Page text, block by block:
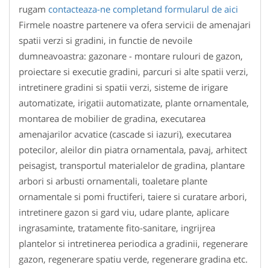
rugam contacteaza-ne completand formularul de aici
Firmele noastre partenere va ofera servicii de amenajari
spatii verzi si gradini, in functie de nevoile
dumneavoastra: gazonare - montare rulouri de gazon,
proiectare si executie gradini, parcuri si alte spatii verzi,
intretinere gradini si spatii verzi, sisteme de irigare
automatizate, irigatii automatizate, plante ornamentale,
montarea de mobilier de gradina, executarea
amenajarilor acvatice (cascade si iazuri), executarea
potecilor, aleilor din piatra ornamentala, pavaj, arhitect
peisagist, transportul materialelor de gradina, plantare
arbori si arbusti ornamentali, toaletare plante
ornamentale si pomi fructiferi, taiere si curatare arbori,
intretinere gazon si gard viu, udare plante, aplicare
ingrasaminte, tratamente fito-sanitare, ingrijrea
plantelor si intretinerea periodica a gradinii, regenerare
gazon, regenerare spatiu verde, regenerare gradina etc.